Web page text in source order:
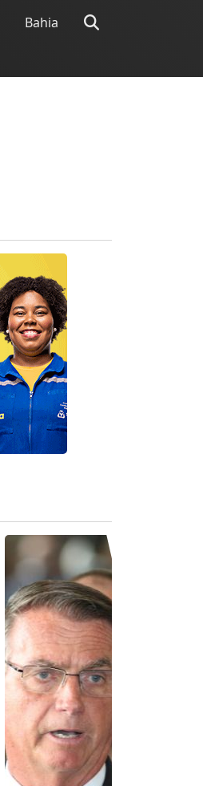
Bahia